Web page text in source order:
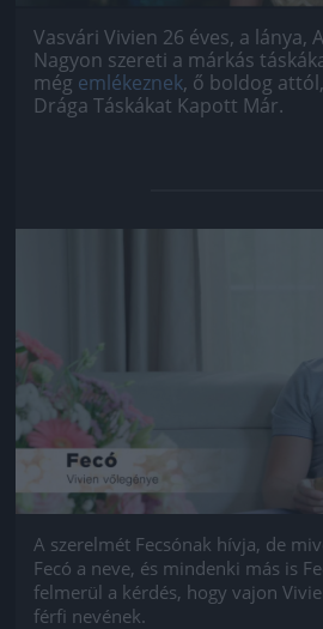
Vasvári Vivien 26 éves, a lánya,
Nagyon szereti a márkás
még emlékeznek, ő boldog
Drága Táskákat Kapott Már.
A szerelmét Fecsónak hívja, de
Fecó a neve, és mindenki más is
felmerül a kérdés, hogy vajon
férfi nevének.